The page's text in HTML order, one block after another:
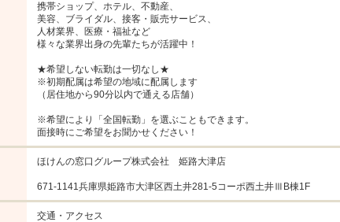
携帯ショップ、ホテル、不動産、
美容、ブライダル、接客・販売サービス、
人材業界、医療・福祉など
様々な業界出身の先輩たちが活躍中！
★希望しない転勤は一切なし★
※初期配属は希望の地域に配属します
（居住地から90分以内で通える店舗）
※希望により「全国転勤」を選ぶこともできます。
面接時にご希望をお聞かせください！
ほけんの窓口グループ株式会社　姫路大津店
671-1141兵庫県姫路市大津区西土井281-5コーポ西土井ⅢB棟1F
交通・アクセス